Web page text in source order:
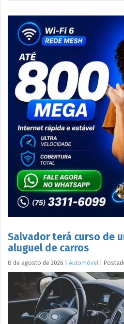
Salvador terá curso de
aluguel de carros
8 de agosto de 2026 Automóvel